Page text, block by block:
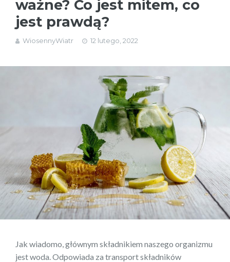
ważne? Co jest mitem, co
jest prawdą?
WiosennyWiatr 12 lutego, 2022
Jak wiadomo, głównym składnikiem naszego organizmu
jest woda. Odpowiada za transport składników